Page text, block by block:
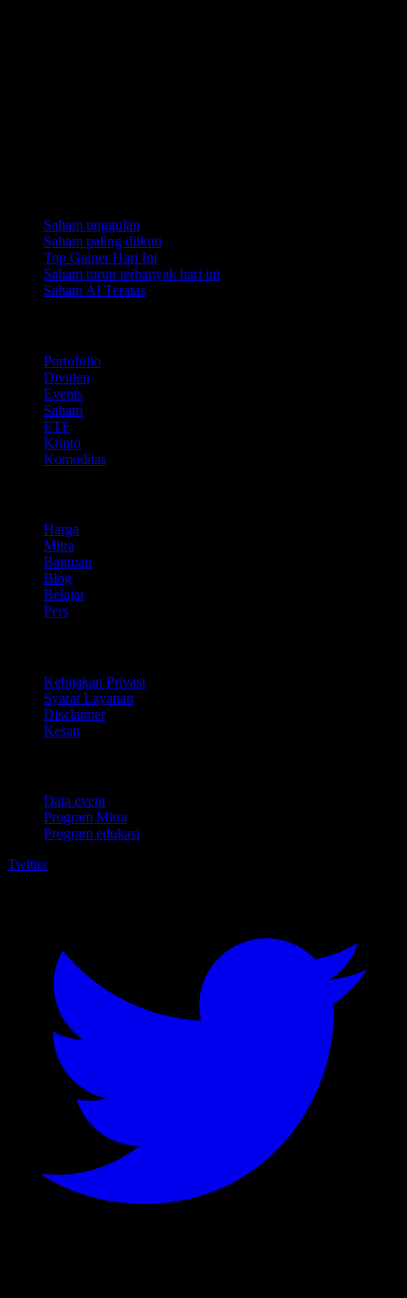
Saham unggulan
Saham paling diikuti
Top Gainer Hari Ini
Saham turun terbanyak hari ini
Saham AI Teratas
Portofolio
Dividen
Events
Saham
ETF
Kripto
Komoditas
Harga
Mitra
Bantuan
Blog
Belajar
Pers
Kebijakan Privasi
Syarat Layanan
Disclaimer
Kesan
Data event
Program Mitra
Program edukasi
Twitter